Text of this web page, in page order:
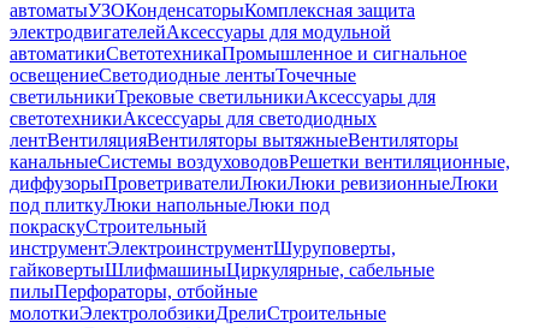
автоматыУЗОКонденсаторыКомплексная защита
электродвигателейАксессуары для модульной
автоматикиСветотехникаПромышленное и сигнальное
освещениеСветодиодные лентыТочечные
светильникиТрековые светильникиАксессуары для
светотехникиАксессуары для светодиодных
лентВентиляцияВентиляторы вытяжныеВентиляторы
канальныеСистемы воздуховодовРешетки вентиляционные,
диффузорыПроветривателиЛюкиЛюки ревизионныеЛюки
под плиткуЛюки напольныеЛюки под
покраскуСтроительный
инструментЭлектроинструментШуруповерты,
гайковертыШлифмашиныЦиркулярные, сабельные
пилыПерфораторы, отбойные
молоткиЭлектролобзикиДрелиСтроительные